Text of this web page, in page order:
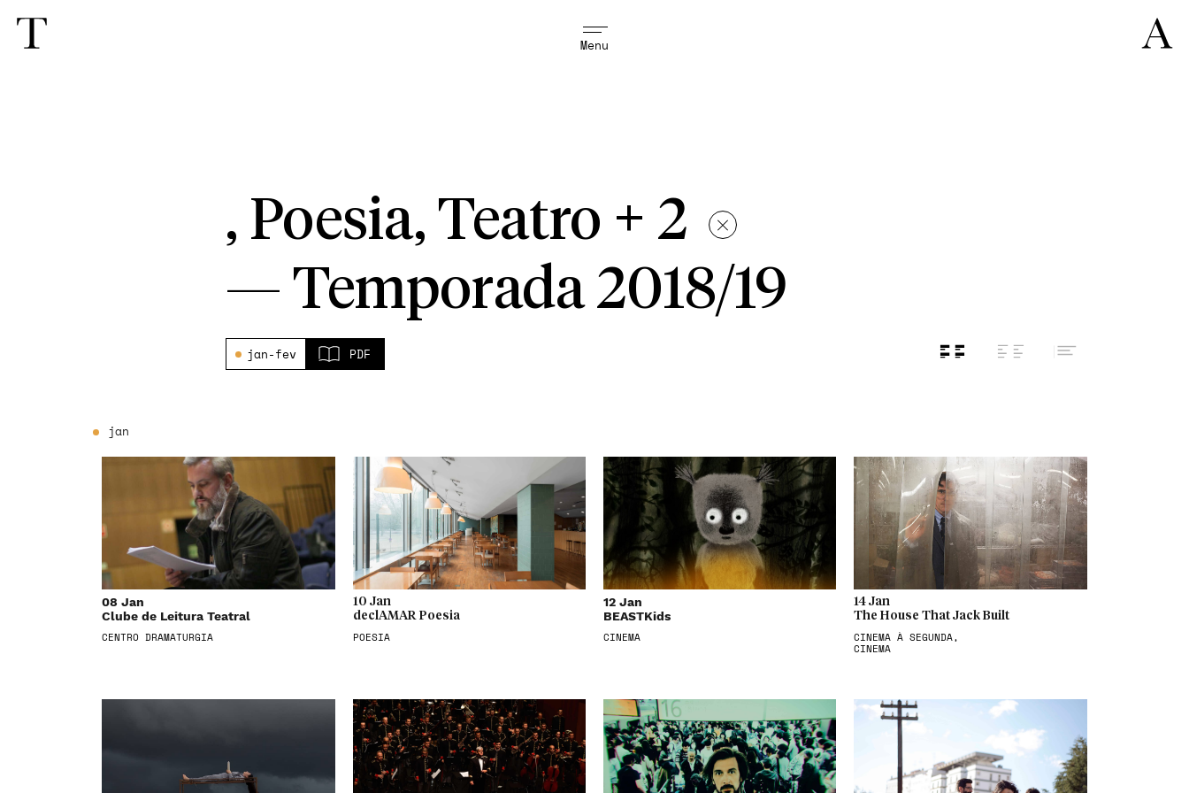
Menu
, Poesia, Teatro + 2
— Temporada 2018/19
jan-fev PDF
jan
08 Jan
Clube de Leitura Teatral
CENTRO DRAMATURGIA
10 Jan
declAMAR Poesia
POESIA
12 Jan
BEASTKids
CINEMA
14 Jan
The House That Jack Built
CINEMA À SEGUNDA,
CINEMA